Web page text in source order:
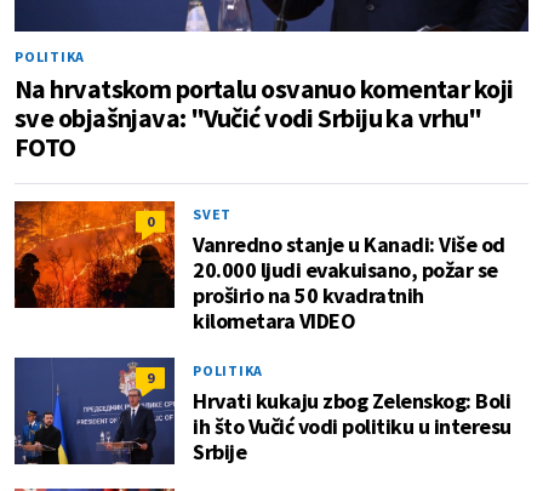
POLITIKA
Na hrvatskom portalu osvanuo komentar koji
sve objašnjava: "Vučić vodi Srbiju ka vrhu"
FOTO
0 SVET
Vanredno stanje u Kanadi: Više od
20.000 ljudi evakuisano, požar se
proširio na 50 kvadratnih
kilometara VIDEO
9 POLITIKA
Hrvati kukaju zbog Zelenskog: Boli
ih što Vučić vodi politiku u interesu
Srbije